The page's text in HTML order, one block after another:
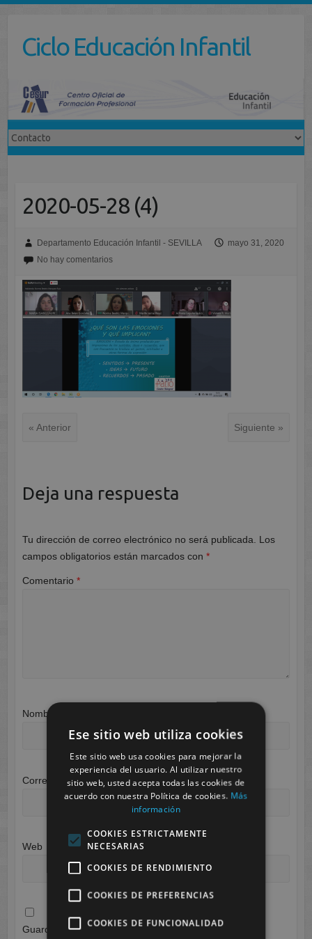
contenidoCiclo Educación Infantil
2020-05-28 (4)
Departamento Educación Infantil - SEVILLA
mayo 31, 2020
No hay comentarios
« Anterior Siguiente »
Deja una respuesta
Tu dirección de correo electrónico no será publicada.
Los
campos obligatorios están marcados con *
Comentario *
Nombre
Correo electrónico *
Web
Guarda mi nombre, correo electrónico y web en este
Ese sitio web utiliza cookies
Este sitio web usa cookies para mejorar la
experiencia del usuario. Al utilizar nuestro
sitio web, usted acepta todas las cookies de
acuerdo con nuestra Política de cookies. Más
información
COOKIES ESTRICTAMENTE
NECESARIAS
COOKIES DE RENDIMIENTO
COOKIES DE PREFERENCIAS
COOKIES DE FUNCIONALIDAD